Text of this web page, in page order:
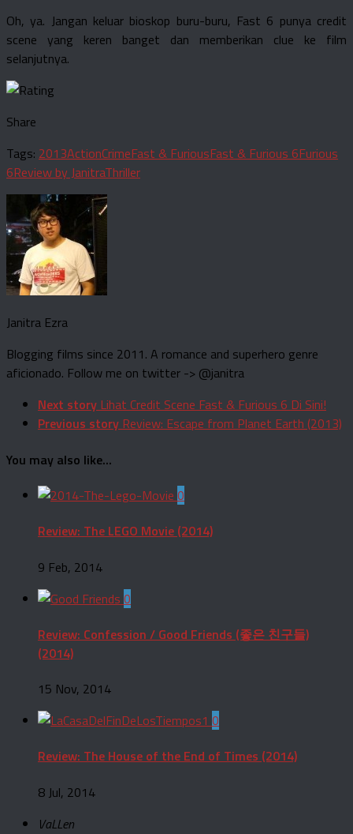
Oh, ya. Jangan keluar bioskop buru-buru, Fast 6 punya credit
scene yang keren banget dan memberikan clue ke film
selanjutnya.
Share
Tags: 2013ActionCrimeFast & FuriousFast & Furious 6Furious
6Review by JanitraThriller
Janitra Ezra
Blogging films since 2011. A romance and superhero genre
aficionado. Follow me on twitter -> @janitra
Next story Lihat Credit Scene Fast & Furious 6 Di Sini!
Previous story Review: Escape from Planet Earth (2013)
You may also like...
0
Review: The LEGO Movie (2014)
9 Feb, 2014
0
Review: Confession / Good Friends (좋은 친구들)
(2014)
15 Nov, 2014
0
Review: The House of the End of Times (2014)
8 Jul, 2014
VaLLen